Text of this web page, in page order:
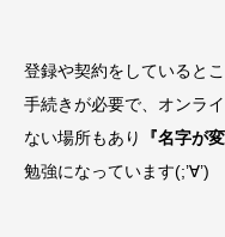
登録や契約をしていると
手続きが必要で、オンラ
ない場所もあり
『名字が
勉強になっています(;’∀’)